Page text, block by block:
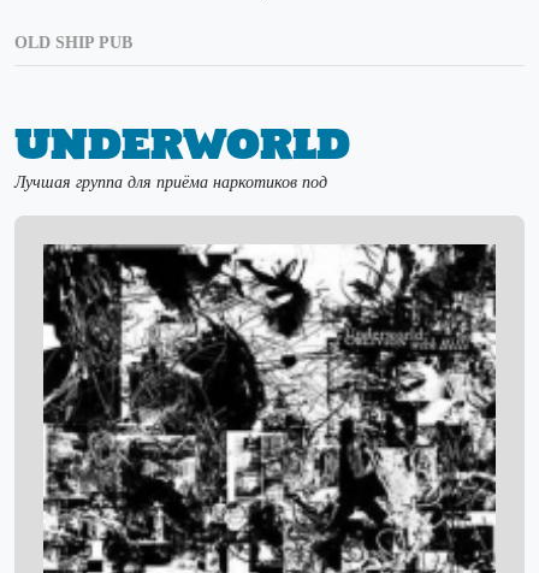
OLD SHIP PUB
Underworld
Лучшая группа для приёма наркотиков под